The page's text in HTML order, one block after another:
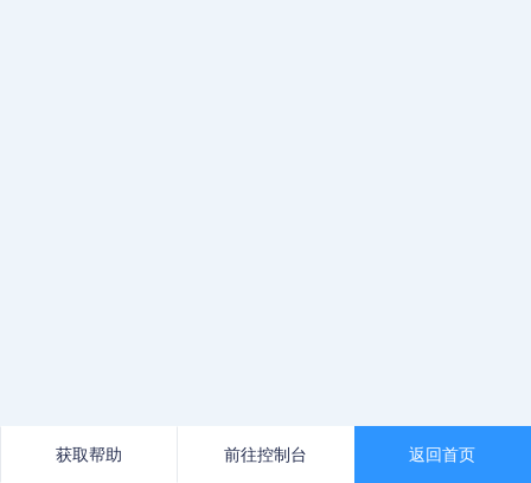
返回首页
前往控制台
获取帮助